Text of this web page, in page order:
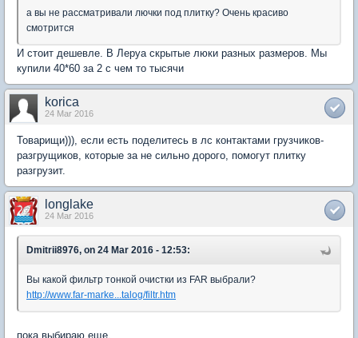
а вы не рассматривали лючки под плитку? Очень красиво
смотрится
И стоит дешевле. В Леруа скрытые люки разных размеров. Мы
купили 40*60 за 2 с чем то тысячи
korica
24 Mar 2016
Товарищи))), если есть поделитесь в лс контактами грузчиков-
разгрущиков, которые за не сильно дорого, помогут плитку
разгрузит.
longlake
24 Mar 2016
Dmitrii8976, on 24 Mar 2016 - 12:53:
Вы какой фильтр тонкой очистки из FAR выбрали?
http://www.far-marke...talog/filtr.htm
пока выбираю еще.